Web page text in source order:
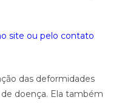
site ou pelo contato
das deformidades
doença. Ela também